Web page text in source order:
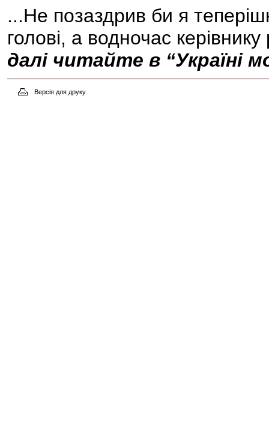
...Не позаздрив би я
голові, а водночас
далі читайте в “Україні
Версія для друку